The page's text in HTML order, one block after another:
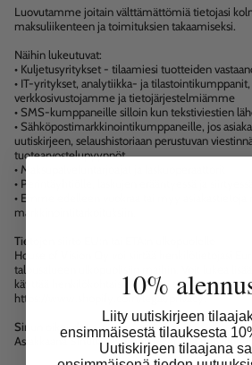
Luovutamme joitain välttämättömiä tietojasi
maksuliikenteen ja toimituksien takaamiseksi.
Näihin lukeutuvat:
• Kuljetusyritykset - tilaamiesi tuotteiden
• IT-yritykset, analytiikka- ja
verkkosivustojamme ja tietojärjestelmiämme
• SMS-kumppaneille silloin kun tekstiviestien
• Sähköpostimarkkinointikumppaneille, jos
uutiskirjeen, selaushistoriaan perustuvan
tuotearvostelupyynnöt
• Maksupalveluntarjoajat ja laskuoperaattorit
• Perintäyhtiölle, laskujen erääntyessä ja siirtyessä
• Emme edelleen vuokraa tai myy asiakastietoja
markkinointitarkoituksiin.
Tietojen siirto EU:n tai ETA:n ulkopuolelle
House of Vision Oy voi siirtää henkilötietojasi
talousalueen ulkopuolisiin maihin. Voit lukea
käyttää henkilökohtaisia tietojasi täältä:
https://www.shopify.com/legal/privacy.
Sinun oikeudet
Asiakkaana Sinulla on paljon oikeuksia
10%
Liity uutiskirjeen
ensimmäisestä tilauksesta
Uutiskirjeen tilaajana